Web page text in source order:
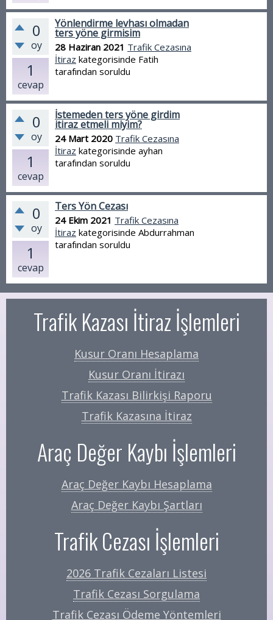
0
oy
1
cevap
Yönlendirme levhası olmadan
ters yöne girmisim
28 Haziran 2021 Trafik Cezasına
İtiraz kategorisinde Fatih
tarafından soruldu
0
oy
1
cevap
İstemeden ters yöne girdim
itiraz etmeli miyim?
24 Mart 2020 Trafik Cezasına
İtiraz kategorisinde ayhan
tarafından soruldu
0
oy
1
cevap
Ters Yön Cezası
24 Ekim 2021 Trafik Cezasına
İtiraz kategorisinde Abdurrahman
tarafından soruldu
Trafik Kazası İtiraz İşlemleri
Kusur Oranı Hesaplama
Kusur Oranı İtirazı
Trafik Kazası Bilirkişi Raporu
Trafik Kazasına İtiraz
Araç Değer Kaybı İşlemleri
Araç Değer Kaybı Hesaplama
Araç Değer Kaybı Şartları
Trafik Cezası İşlemleri
2026 Trafik Cezaları Listesi
Trafik Cezası Sorgulama
Trafik Cezası Ödeme Yöntemleri